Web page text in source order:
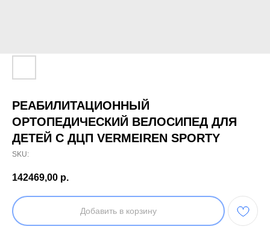
РЕАБИЛИТАЦИОННЫЙ
ОРТОПЕДИЧЕСКИЙ ВЕЛОСИПЕД ДЛЯ
ДЕТЕЙ С ДЦП VERMEIREN SPORTY
SKU:
142469,00 р.
Добавить в корзину